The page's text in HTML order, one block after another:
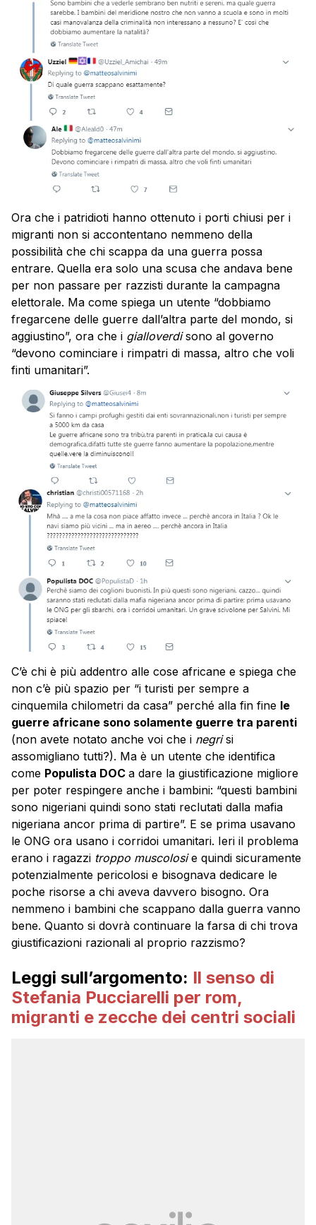
Ora che i patridioti hanno ottenuto i porti chiusi per i
migranti non si accontentano nemmeno della
possibilità che chi scappa da una guerra possa
entrare. Quella era solo una scusa che andava bene
per non passare per razzisti durante la campagna
elettorale. Ma come spiega un utente “dobbiamo
fregarcene delle guerre dall’altra parte del mondo, si
aggiustino”, ora che i gialloverdisono al governo
“devono cominciare i rimpatri di massa, altro che voli
finti umanitari”.
C’è chi è più addentro alle cose africane e spiega che
non c’è più spazio per “i turisti per sempre a
cinquemila chilometri da casa” perché alla fin fine le
guerre africane sono solamente guerre tra parenti
(non avete notato anche voi che i negrisi
assomigliano tutti?). Ma è un utente che identifica
come Populista DOC a dare la giustificazione migliore
per poter respingere anche i bambini: “questi bambini
sono nigeriani quindi sono stati reclutati dalla mafia
nigeriana ancor prima di partire”. E se prima usavano
le ONG ora usano i corridoi umanitari. Ieri il problema
erano i ragazzi troppo muscolosie quindi sicuramente
potenzialmente pericolosi e bisognava dedicare le
poche risorse a chi aveva davvero bisogno. Ora
nemmeno i bambini che scappano dalla guerra vanno
bene. Quanto si dovrà continuare la farsa di chi trova
giustificazioni razionali al proprio razzismo?
Leggi sull’argomento: Il senso di
Stefania Pucciarelli per rom,
migranti e zecche dei centri sociali